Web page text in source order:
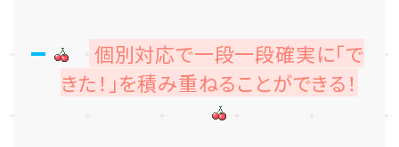
個別対応で一段一段確実に「で
きた！」を積み重ねることができる！